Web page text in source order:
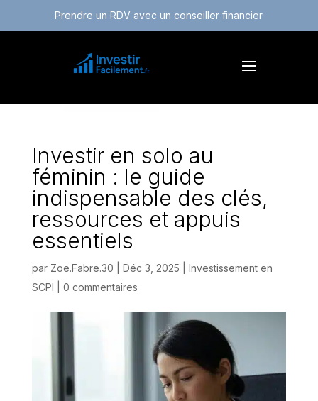
Prendre un RDV avec un conseiller financier
Investir en solo au
féminin : le guide
indispensable des clés,
ressources et appuis
essentiels
par Zoe.Fabre.30 Déc 3, 2025
Investissement en
SCPI
0 commentaires